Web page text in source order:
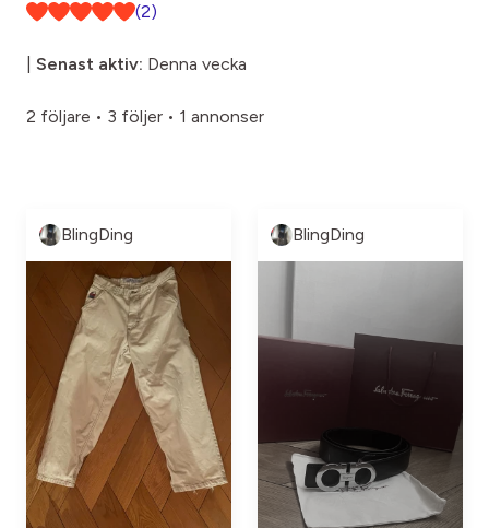
(2)
Senast aktiv: Denna vecka
2 följare • 3 följer • 1 annonser
BlingDing BlingDing